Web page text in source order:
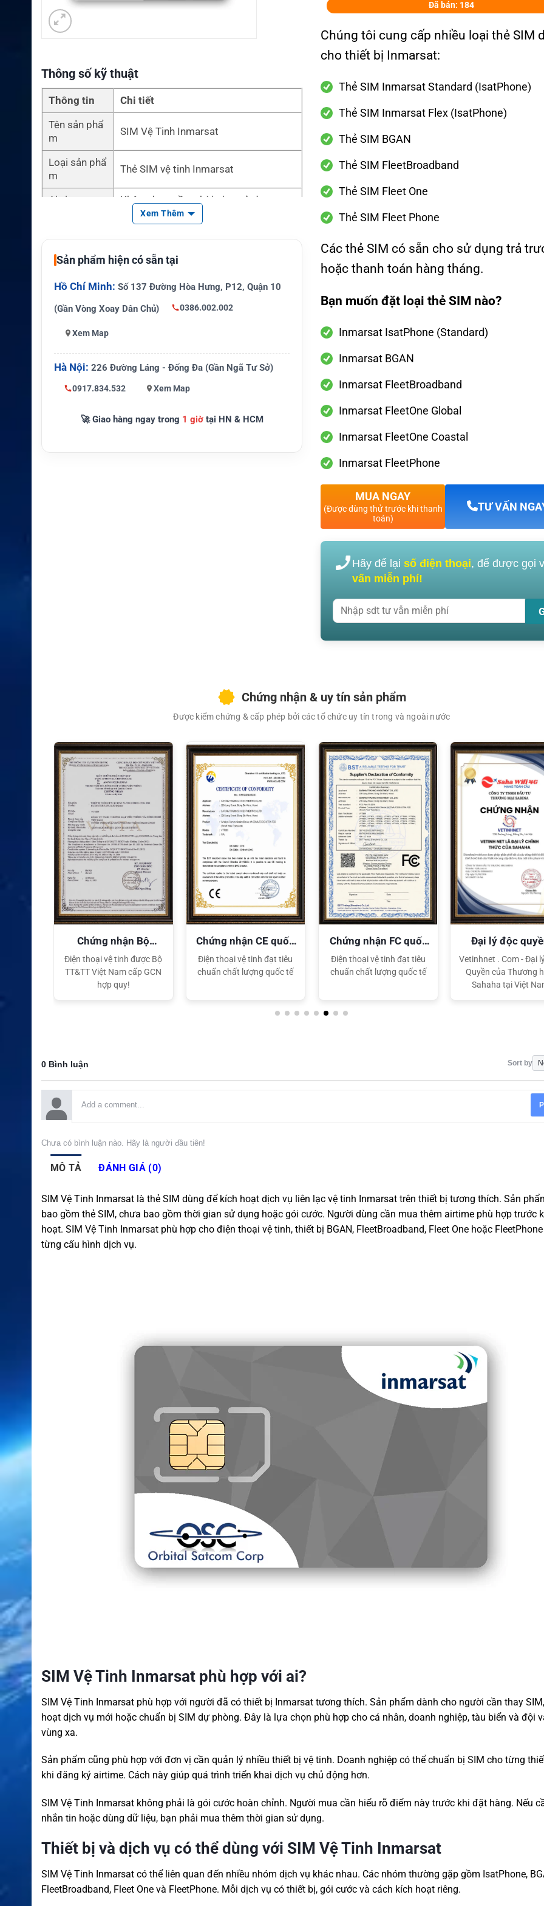
Thông số kỹ thuật
Thông tin
Chi tiết
Tên sản phẩ
m
SIM Vệ Tinh Inmarsat
Loại sản phẩ
m
Thẻ SIM vệ tinh Inmarsat
Airtime
Không bao gồm thời gian sử dụng
IsatPhone, BGAN, FleetBroadband, Flee
Thiết bị tươn
Thiết bị Inmarsat phù hợp với từng dịch
dụng
Mua SIM riêng, mua airtime riêng
Kích hoạt
Số lượng đặt
Tối đa 5 SIM theo chính sách nhà bán
n lạc dự phòng
Xem Thêm
Sản phẩm hiện có sẵn tại
Hồ Chí Minh: Số 137 Đường Hòa Hưng, P12, Quận 10
(Gần Vòng Xoay Dân Chủ)
0386.002.002
Xem Map
Hà Nội: 226 Đường Láng - Đống Đa (Gần Ngã Tư Sở)
0917.834.532 Xem Map
🚀 Giao hàng ngay trong 1 giờtại HN & HCM
Đã bán: 184
Chúng tôi cung cấp nhiều loại thẻ SIM
cho thiết bị Inmarsat:
Thẻ SIM Inmarsat Standard (IsatPhone)
Thẻ SIM Inmarsat Flex (IsatPhone)
Thẻ SIM BGAN
Thẻ SIM FleetBroadband
Thẻ SIM Fleet One
Thẻ SIM Fleet Phone
Các thẻ SIM có sẵn cho sử dụng trả
hoặc thanh toán hàng tháng.
Bạn muốn đặt loại thẻ SIM nào?
Inmarsat IsatPhone (Standard)
Inmarsat BGAN
Inmarsat FleetBroadband
Inmarsat FleetOne Global
Inmarsat FleetOne Coastal
Inmarsat FleetPhone
MUA NGAY
(Được dùng thử trước khi thanh
toán)
TƯ VẤN
Hãy để lạisố điện thoại, để được gọi
vấn miễn phí!
Chứng nhận & uy tín sản phẩm
Được kiểm chứng & cấp phép bởi các tổ chức uy tín trong và ngoài nước
Chứng nhận Bộ
TT&TT
Điện thoại vệ tinh được Bộ
TT&TT Việt Nam cấp GCN
hợp quy!
Chứng nhận CE quốc
tế
Điện thoại vệ tinh đạt tiêu
chuẩn chất lượng quốc tế
Chứng nhận FC quốc
tế
Điện thoại vệ tinh đạt tiêu
chuẩn chất lượng quốc tế
Đại lý độc
Sahaha
Vetinhnet . Com - Đại
Quyền của Thương
Sahaha tại Việt
0 Bình luận Sort by
Chưa có bình luận nào. Hãy là người đầu tiên!
MÔ TẢ ĐÁNH GIÁ (0)
SIM Vệ Tinh Inmarsat là thẻ SIM dùng để kích hoạt dịch vụ liên lạc vệ tinh Inmarsat trên thiết bị tương thích. Sản
bao gồm thẻ SIM, chưa bao gồm thời gian sử dụng hoặc gói cước. Người dùng cần mua thêm airtime phù hợp trước
hoạt. SIM Vệ Tinh Inmarsat phù hợp cho điện thoại vệ tinh, thiết bị BGAN, FleetBroadband, Fleet One hoặc
từng cấu hình dịch vụ.
SIM Vệ Tinh Inmarsat phù hợp với ai?
SIM Vệ Tinh Inmarsat phù hợp với người đã có thiết bị Inmarsat tương thích. Sản phẩm dành cho người cần thay
hoạt dịch vụ mới hoặc chuẩn bị SIM dự phòng. Đây là lựa chọn phù hợp cho cá nhân, doanh nghiệp, tàu biển và đội
vùng xa.
Sản phẩm cũng phù hợp với đơn vị cần quản lý nhiều thiết bị vệ tinh. Doanh nghiệp có thể chuẩn bị SIM cho từng
khi đăng ký airtime. Cách này giúp quá trình triển khai dịch vụ chủ động hơn.
SIM Vệ Tinh Inmarsat không phải là gói cước hoàn chỉnh. Người mua cần hiểu rõ điểm này trước khi đặt hàng. Nếu
nhắn tin hoặc dùng dữ liệu, bạn phải mua thêm thời gian sử dụng.
Thiết bị và dịch vụ có thể dùng với SIM Vệ Tinh Inmarsat
SIM Vệ Tinh Inmarsat có thể liên quan đến nhiều nhóm dịch vụ khác nhau. Các nhóm thường gặp gồm IsatPhone,
FleetBroadband, Fleet One và FleetPhone. Mỗi dịch vụ có thiết bị, gói cước và cách kích hoạt riêng.
XEM CHI TIẾT